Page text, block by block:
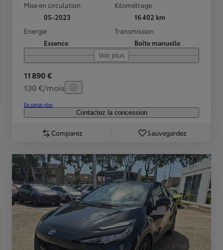
Mise en circulation
05-2023
Kilométrage
16 402 km
Energie
Essence
Transmission
Boîte manuelle
Voir plus
11 890 €
130 €/mois
En savoir plus
Contactez la concession
Comparez Sauvegardez